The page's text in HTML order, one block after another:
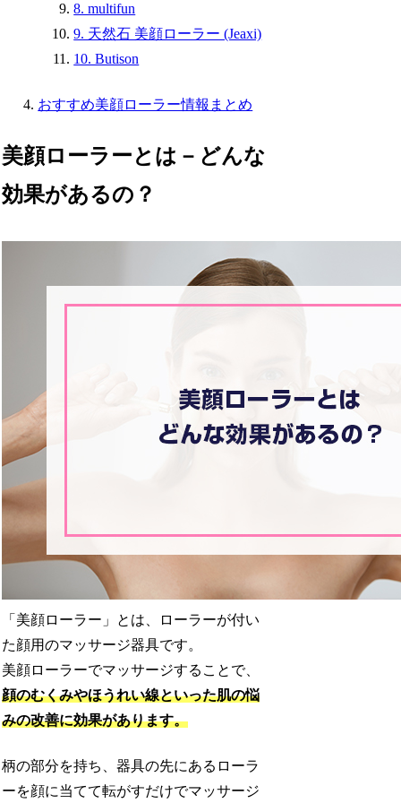
8. multifun
9. 天然石 美顔ローラー (Jeaxi)
10. Butison
おすすめ美顔ローラー情報まとめ
美顔ローラーとは－どんな
効果があるの？
「美顔ローラー」とは、ローラーが付い
た顔用のマッサージ器具です。
美顔ローラーでマッサージすることで、
顔のむくみやほうれい線といった肌の悩
みの改善に効果があります。
柄の部分を持ち、器具の先にあるローラ
ーを顔に当てて転がすだけでマッサージ